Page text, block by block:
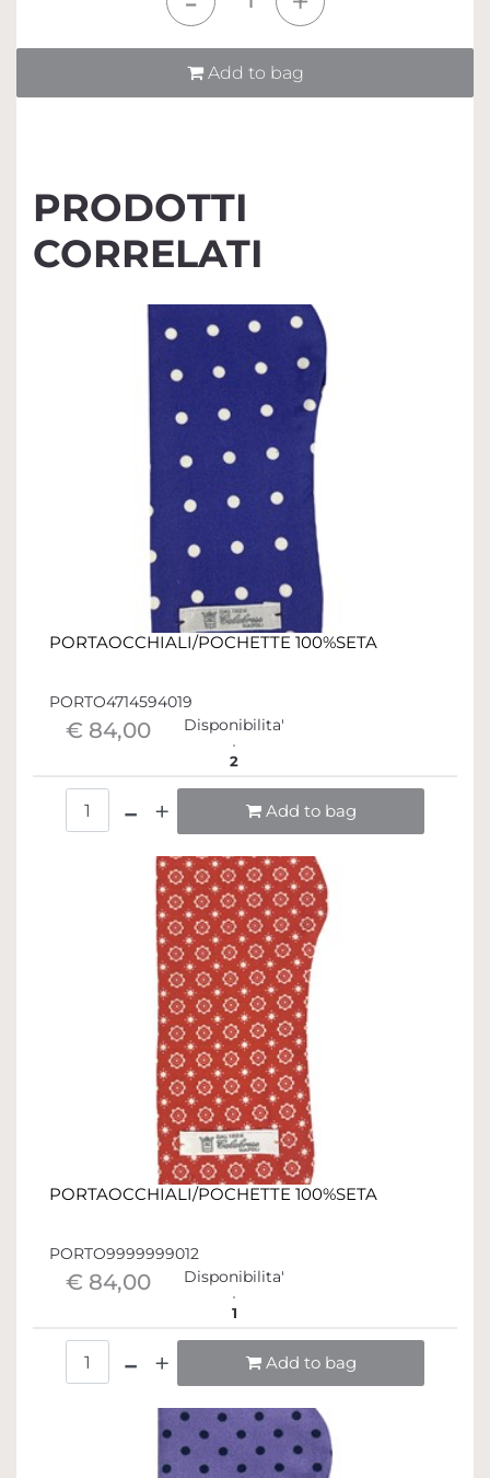
Add to bag
PRODOTTI
CORRELATI
PORTAOCCHIALI/POCHETTE 100%SETA
PORTO4714594019
€ 84,00 Disponibilita'
2
Add to bag
PORTAOCCHIALI/POCHETTE 100%SETA
PORTO9999999012
€ 84,00 Disponibilita'
1
Add to bag